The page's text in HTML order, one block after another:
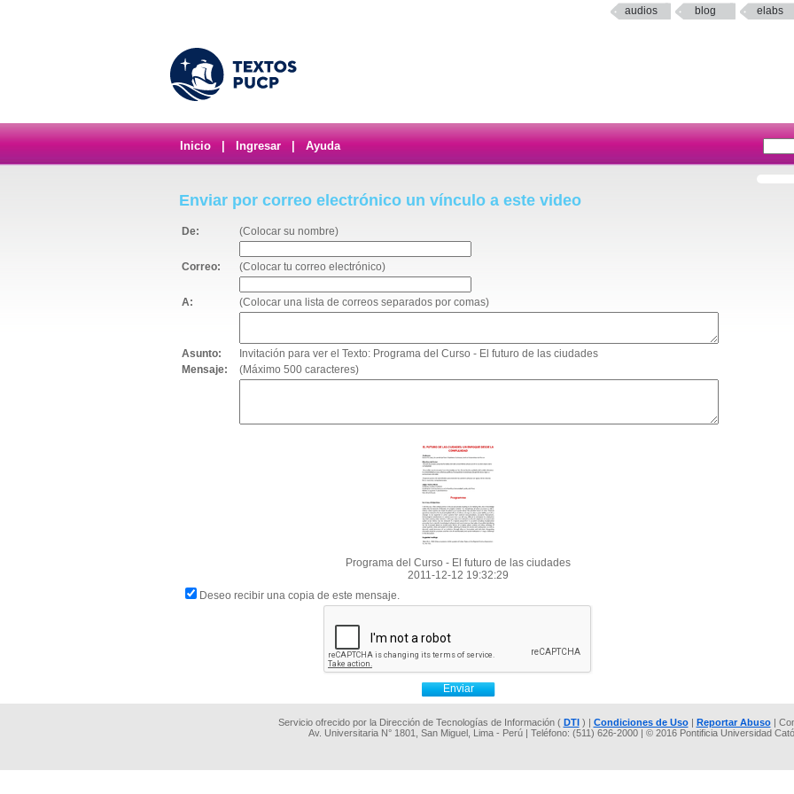
audios blog elabs
Inicio Ingresar Ayuda
Enviar por correo electrónico un vínculo a este video
De: (Colocar su nombre)
Correo: (Colocar tu correo electrónico)
A: (Colocar una lista de correos separados por comas)
Asunto:
Invitación para ver el Texto: Programa del Curso - El futuro de las ciudades
Mensaje:
(Máximo 500 caracteres)
Programa del Curso - El futuro de las ciudades
2011-12-12 19:32:29
Deseo recibir una copia de este mensaje.
Servicio ofrecido por la Dirección de Tecnologías de Información ( DTI) | Condiciones de Uso| Reportar Abuso|
Av. Universitaria N° 1801, San Miguel, Lima - Perú | Teléfono: (511) 626-2000 | © 2016 Pontificia Universidad